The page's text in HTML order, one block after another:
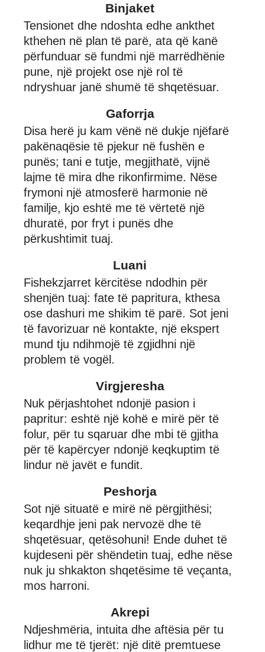
Binjaket
Tensionet dhe ndoshta edhe ankthet
kthehen në plan të parë, ata që kanë
përfunduar së fundmi një marrëdhënie
pune, një projekt ose një rol të
ndryshuar janë shumë të shqetësuar.
Gaforrja
Disa herë ju kam vënë në dukje njëfarë
pakënaqësie të pjekur në fushën e
punës; tani e tutje, megjithatë, vijnë
lajme të mira dhe rikonfirmime. Nëse
frymoni një atmosferë harmonie në
familje, kjo eshtë me të vërtetë një
dhuratë, por fryt i punës dhe
përkushtimit tuaj.
Luani
Fishekzjarret kërcitëse ndodhin për
shenjën tuaj: fate të papritura, kthesa
ose dashuri me shikim të parë. Sot jeni
të favorizuar në kontakte, një ekspert
mund tju ndihmojë të zgjidhni një
problem të vogël.
Virgjeresha
Nuk përjashtohet ndonjë pasion i
papritur: eshtë një kohë e mirë për të
folur, për tu sqaruar dhe mbi të gjitha
për të kapërcyer ndonjë keqkuptim të
lindur në javët e fundit.
Peshorja
Sot një situatë e mirë në përgjithësi;
keqardhje jeni pak nervozë dhe të
shqetësuar, qetësohuni! Ende duhet të
kujdeseni për shëndetin tuaj, edhe nëse
nuk ju shkakton shqetësime të veçanta,
mos harroni.
Akrepi
Ndjeshmëria, intuita dhe aftësia për tu
lidhur me të tjerët: një ditë premtuese